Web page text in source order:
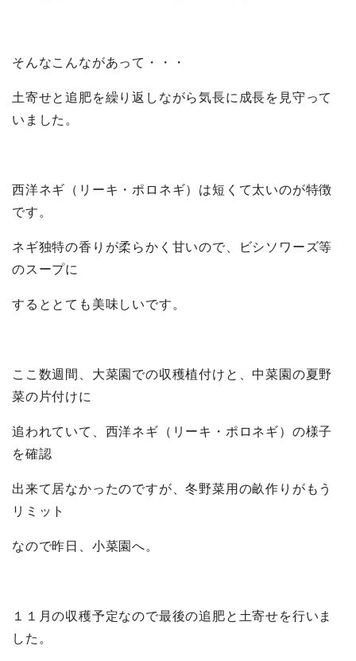
そんなこんながあって・・・
土寄せと追肥を繰り返しながら気長に成長を見守って
いました。
西洋ネギ（リーキ・ポロネギ）は短くて太いのが特徴
です。
ネギ独特の香りが柔らかく甘いので、ビシソワーズ等
のスープに
するととても美味しいです。
ここ数週間、大菜園での収穫植付けと、中菜園の夏野
菜の片付けに
追われていて、西洋ネギ（リーキ・ポロネギ）の様子
を確認
出来て居なかったのですが、冬野菜用の畝作りがもう
リミット
なので昨日、小菜園へ。
１１月の収穫予定なので最後の追肥と土寄せを行いま
した。